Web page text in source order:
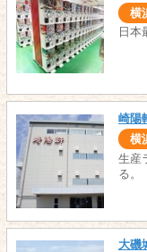
横
日本
崎陽
横
生産
る。
大磯